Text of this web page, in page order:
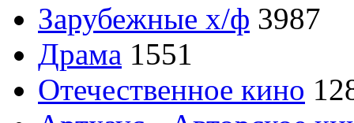
Зарубежные х/ф 3987
Драма 1551
Отечественное кино